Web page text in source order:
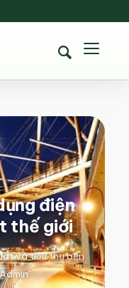
điện
thế giới
và tiêu thụ bền